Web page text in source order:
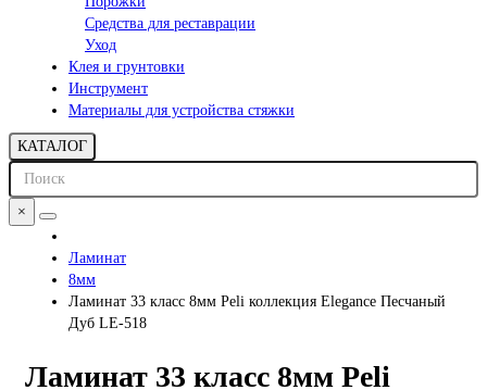
Средства для реставрации
Уход
Клея и грунтовки
Инструмент
Материалы для устройства стяжки
КАТАЛОГ
×
Ламинат
8мм
Ламинат 33 класс 8мм Peli коллекция Elegance Песчаный
Дуб LE-518
Ламинат 33 класс 8мм Peli